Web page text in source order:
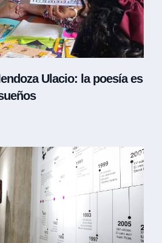
Ulacio: la poesía es